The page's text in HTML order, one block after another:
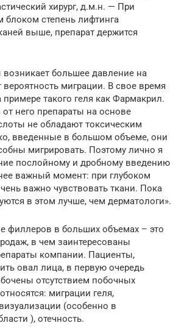
хирург, д.м.н. — При
степень лифтинга
выше, препарат держится
возникает большее давление на
вероятность миграции. В свое время
такого геля как Фармакрил.
от него препараты на основе
не обладают токсическим
введенные в большом объеме, они
мигрировать. Поэтому лично я
послойному и дробному введению
важный момент: при глубоком
важно чувствовать ткани. Пока
в этом лучше, чем дерматологи».
филлеров в больших объемах – это
в чем заинтересованы
компании. Пациенты,
овал лица, в первую очередь
отсутствием побочных
миграции геля,
(особенно в
), отечность.